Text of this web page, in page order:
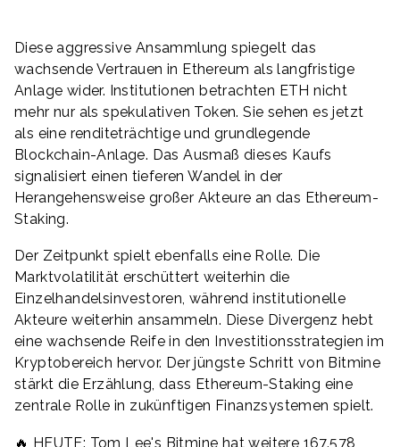
Diese aggressive Ansammlung spiegelt das
wachsende Vertrauen in Ethereum als langfristige
Anlage wider. Institutionen betrachten ETH nicht
mehr nur als spekulativen Token. Sie sehen es jetzt
als eine renditeträchtige und grundlegende
Blockchain-Anlage. Das Ausmaß dieses Kaufs
signalisiert einen tieferen Wandel in der
Herangehensweise großer Akteure an das Ethereum-
Staking.
Der Zeitpunkt spielt ebenfalls eine Rolle. Die
Marktvolatilität erschüttert weiterhin die
Einzelhandelsinvestoren, während institutionelle
Akteure weiterhin ansammeln. Diese Divergenz hebt
eine wachsende Reife in den Investitionsstrategien im
Kryptobereich hervor. Der jüngste Schritt von Bitmine
stärkt die Erzählung, dass Ethereum-Staking eine
zentrale Rolle in zukünftigen Finanzsystemen spielt.
🔥 HEUTE: Tom Lee's Bitmine hat weitere 167.578